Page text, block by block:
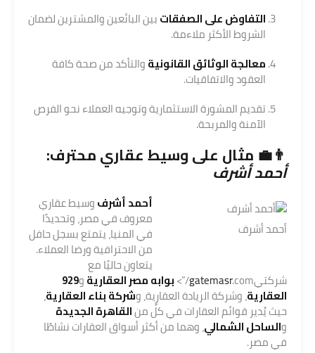
التفاوض على الصفقاتبين البائعين والمشترين لضمان
الشروط الأكثر ملاءمة.
معالجة الوثائق القانونيةوالتأكد من صحة كافة
العقود والاتفاقيات.
تقديم المشورة الاستثمارية وتوجيه العملاء نحو الفرص
الآمنة والمربحة.
👨‍💼 مثال على وسيط عقاري محترف:
أحمد أشرف
أحمد أشرف
أحمد أشرفوسيط عقاري
معروف في مصر، وتحديدًا
في المنيا، يتمتع بسجل حافل
من الاحترافية ورضا العملاء.
يتعاون حاليًا مع
شركتي gatemasr.com/”> بوابه مصر العقاريةو929
العقارية، وشركة الريادة العقارية، وشركة بناء العقارية،
حيث يُدير قوائم العقارات في كلٍّ منالقاهرة الجديدة
والساحل الشمالي، وهما من أكثر أسواق العقارات نشاطًا
في مصر.